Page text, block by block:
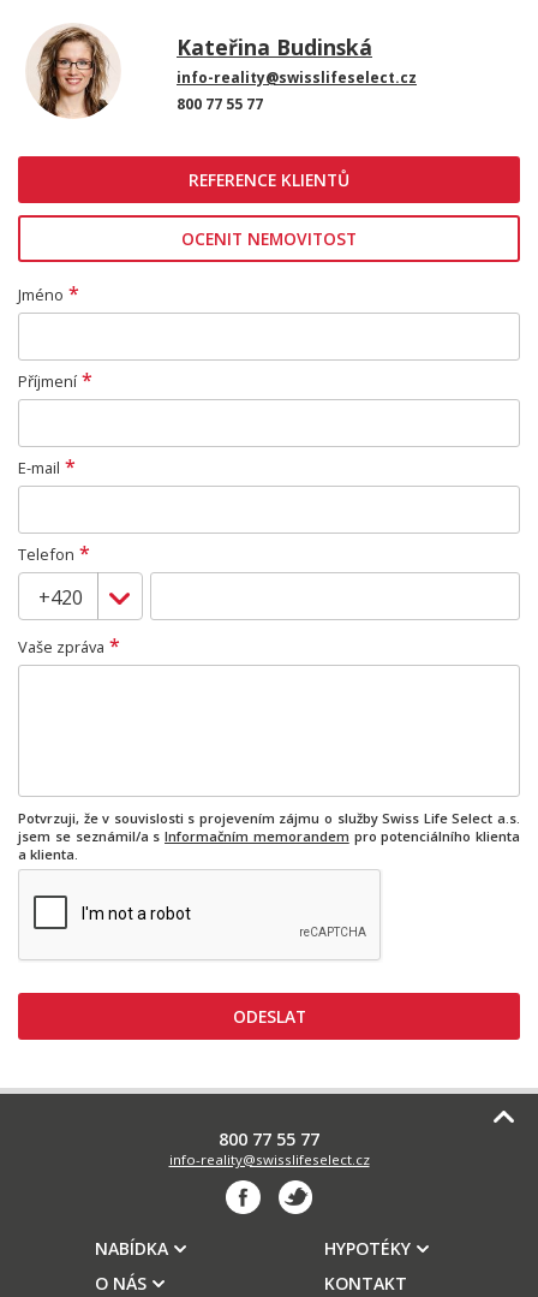
Kateřina Budinská
info-reality@swisslifeselect.cz
800 77 55 77
REFERENCE KLIENTŮ
OCENIT NEMOVITOST
Jméno *
Příjmení *
E-mail *
Telefon *
Vaše zpráva *
Potvrzuji, že v souvislosti s projevením zájmu o služby Swiss Life Select a.s.
jsem se seznámil/a s Informačním memorandem pro potenciálního klienta
a klienta.
800 77 55 77
info-reality@swisslifeselect.cz
NABÍDKA
O NÁS
HYPOTÉKY
KONTAKT